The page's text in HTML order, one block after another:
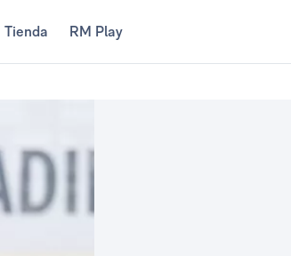
Tienda RM Play